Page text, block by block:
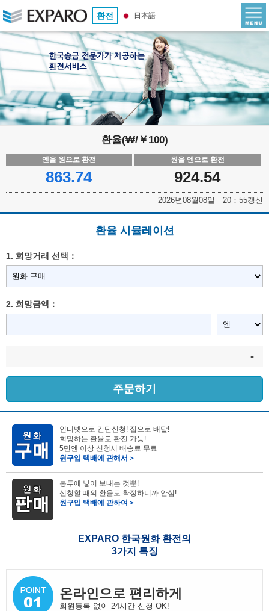
환전 日本語
환율(₩/￥100)
엔을 원으로 환전
863.74
원을 엔으로 환전
924.54
2026년08월08일 20：55갱신
환율 시뮬레이션
1. 희망거래 선택：
2. 희망금액：
-
주문하기
인터넷으로 간단신청! 집으로 배달!
희망하는 환율로 환전 가능!
5만엔 이상 신청시 배송료 무료
원구입 택배에 관해서＞
봉투에 넣어 보내는 것뿐!
신청할 때의 환율로 확정하니까 안심!
원구입 택배에 관하여＞
EXPARO 한국원화 환전의
3가지 특징
온라인으로 편리하게
회원등록 없이 24시간 신청 OK!